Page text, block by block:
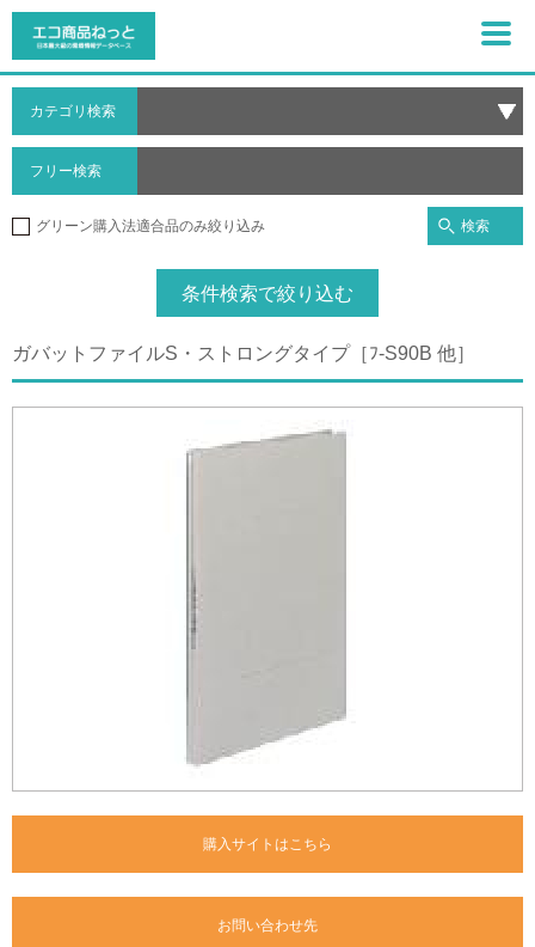
カテゴリ検索
フリー検索
グリーン購入法適合品のみ絞り込み 検索
条件検索で絞り込む
ガバットファイルS・ストロングタイプ［ﾌ-S90B 他］
購入サイトはこちら
お問い合わせ先